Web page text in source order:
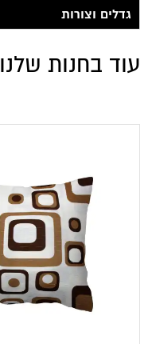
גדלים וצורות
עוד בחנות שלנו